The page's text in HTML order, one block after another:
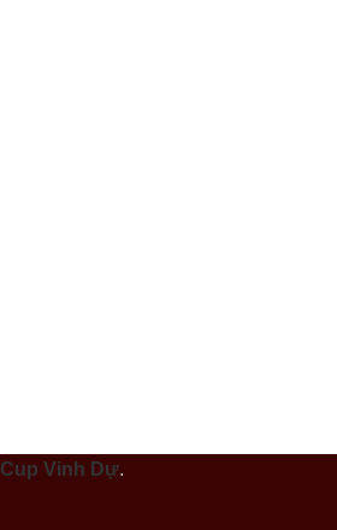
Cup Vinh Dự.